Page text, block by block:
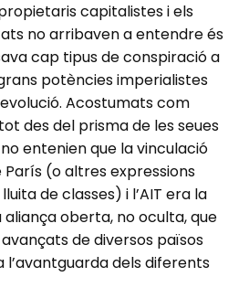
capitalistes i els
no arribaven a entendre és
cap tipus de conspiració a
potències imperialistes
Acostumats com
des del prisma de les seues
entenien que la vinculació
(o altres expressions
de classes) i l’AIT era la
aliança oberta, no oculta, que
de diversos països
dels diferents